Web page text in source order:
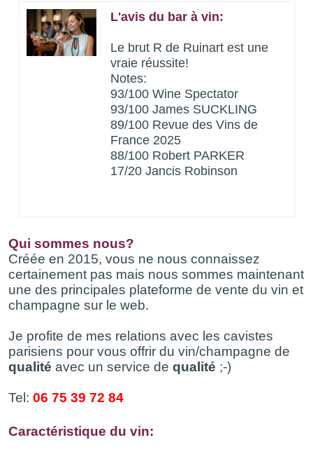
L'avis du bar à vin:
Le brut R de Ruinart est une
vraie réussite!
Notes:
93/100 Wine Spectator
93/100 James SUCKLING
89/100 Revue des Vins de
France 2025
88/100 Robert PARKER
17/20 Jancis Robinson
Qui sommes nous?
Créée en 2015, vous ne nous connaissez
certainement pas mais nous sommes maintenant
une des principales plateforme de vente du vin et
champagne sur le web.
Je profite de mes relations avec les cavistes
parisiens pour vous offrir du vin/champagne de
qualité avec un service de qualité ;-)
Tel: 06 75 39 72 84
Caractéristique du vin: